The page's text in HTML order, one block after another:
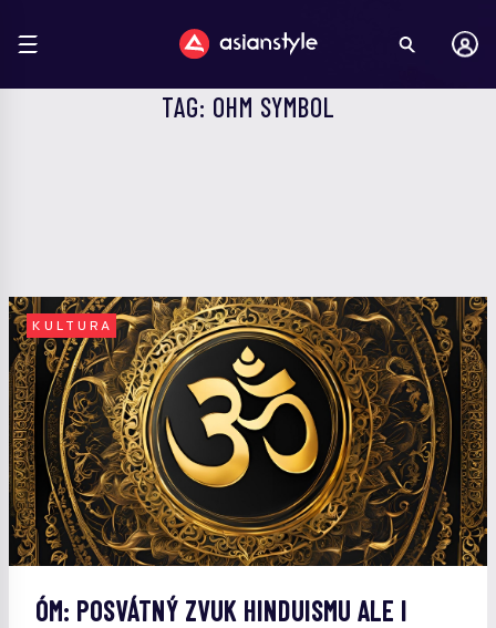
TAG: OHM SYMBOL
KULTURA
ÓM: POSVÁTNÝ ZVUK HINDUISMU ALE I